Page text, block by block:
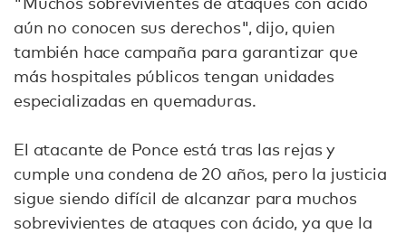
aún no conocen sus derechos", dijo, quien
también hace campaña para garantizar que
más hospitales públicos tengan unidades
especializadas en quemaduras.
El atacante de Ponce está tras las rejas y
cumple una condena de 20 años, pero la justicia
sigue siendo difícil de alcanzar para muchos
sobrevivientes de ataques con ácido, ya que la